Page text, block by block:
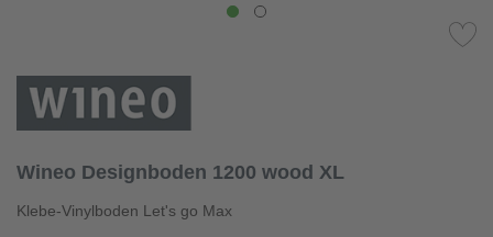
Wineo Designboden 1200 wood XL
Klebe-Vinylboden Let's go Max